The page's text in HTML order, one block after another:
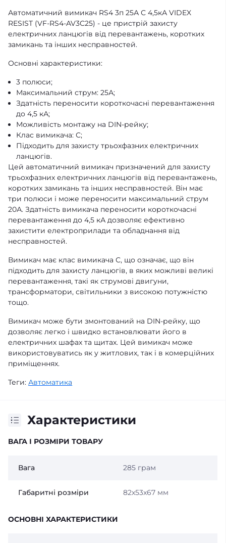
Автоматичний вимикач RS4 3п 25А С 4,5кА VIDEX
RESIST (VF-RS4-AV3C25) - це пристрій захисту
електричних ланцюгів від перевантажень, коротких
замикань та інших несправностей.
Основні характеристики:
3 полюси;
Максимальний струм: 25А;
Здатність переносити короткочасні перевантаження
до 4,5 кА;
Можливість монтажу на DIN-рейку;
Клас вимикача: С;
Підходить для захисту трьохфазних електричних
ланцюгів.
Цей автоматичний вимикач призначений для захисту
трьохфазних електричних ланцюгів від перевантажень,
коротких замикань та інших несправностей. Він має
три полюси і може переносити максимальний струм
20А. Здатність вимикача переносити короткочасні
перевантаження до 4,5 кА дозволяє ефективно
захистити електроприлади та обладнання від
несправностей.
Вимикач має клас вимикача С, що означає, що він
підходить для захисту ланцюгів, в яких можливі великі
перевантаження, такі як струмові двигуни,
трансформатори, світильники з високою потужністю
тощо.
Вимикач може бути змонтований на DIN-рейку, що
дозволяє легко і швидко встановлювати його в
електричних шафах та щитах. Цей вимикач може
використовуватись як у житлових, так і в комерційних
приміщеннях.
Теги: Автоматика
Характеристики
ВАГА І РОЗМІРИ ТОВАРУ
Вага 285 грам
Габаритні розміри 82x53x67 мм
ОСНОВНІ ХАРАКТЕРИСТИКИ